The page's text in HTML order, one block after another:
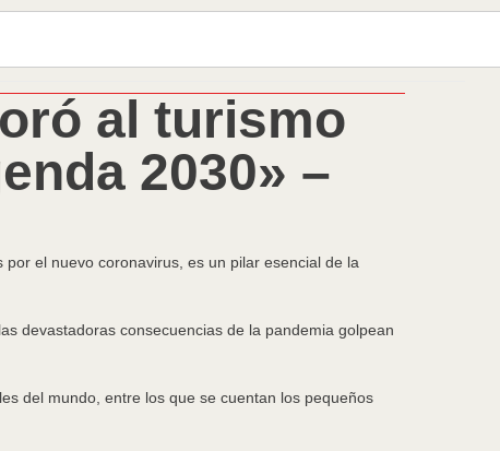
al turismo
2030» –
el nuevo coronavirus, es un pilar esencial de la
devastadoras consecuencias de la pandemia golpean
del mundo, entre los que se cuentan los pequeños